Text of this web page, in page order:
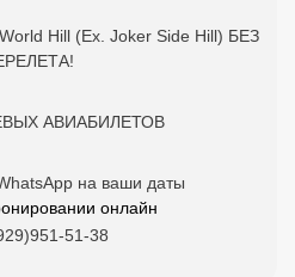
Hill (Ex. Joker Side Hill) БЕЗ
АВИАБИЛЕТОВ
на ваши даты
онлайн
51-38